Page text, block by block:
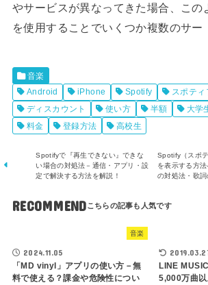
やサービスが異なってきた場合、この
を使用することでいくつか複数のサー
音楽
Android
iPhone Spotify
スポティ
ディスカウント
使い方 半額 大学
料金
登録方法 高校生
Spotifyで『再生できない』できな
い場合の対処法－通信・アプリ・設
定で解決する方法を解説！
Spotify（スポ
を表示する方
の対処法・歌
RECOMMEND
音楽
2024.11.05
「MD vinyl」アプリの使い方－無
料で使える？課金や危険性につい
LINE
5,000万曲